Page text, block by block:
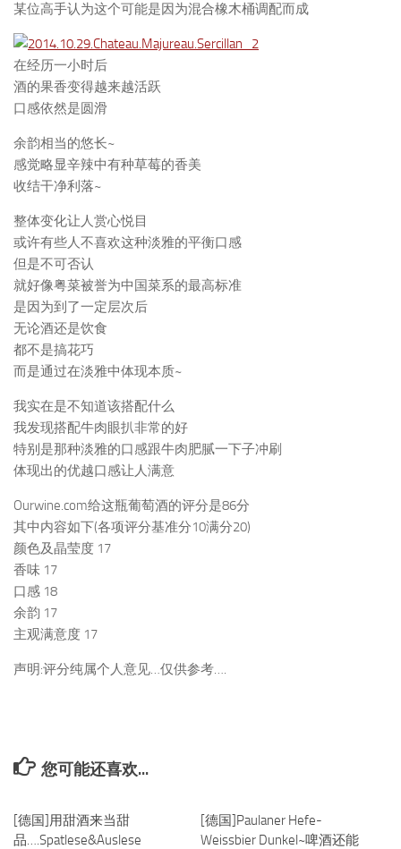
某位高手认为这个可能是因为混合橡木桶调配而成
在经历一小时后
酒的果香变得越来越活跃
口感依然是圆滑
余韵相当的悠长~
感觉略显辛辣中有种草莓的香美
收结干净利落~
整体变化让人赏心悦目
或许有些人不喜欢这种淡雅的平衡口感
但是不可否认
就好像粤菜被誉为中国菜系的最高标准
是因为到了一定层次后
无论酒还是饮食
都不是搞花巧
而是通过在淡雅中体现本质~
我实在是不知道该搭配什么
我发现搭配牛肉眼扒非常的好
特别是那种淡雅的口感跟牛肉肥腻一下子冲刷
体现出的优越口感让人满意
Ourwine.com给这瓶葡萄酒的评分是86分
其中内容如下(各项评分基准分10满分20)
颜色及晶莹度 17
香味 17
口感 18
余韵 17
主观满意度 17
声明:评分纯属个人意见…仅供参考….
您可能还喜欢...
[德国]用甜酒来当甜
品….Spatlese&Auslese
[德国]Paulaner Hefe-
Weissbier Dunkel~啤酒还能